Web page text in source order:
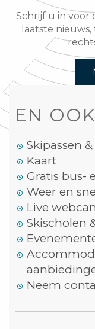
Schrijf u in voor
laatste
EN OOK
Skipassen
Kaart
Gratis bus-
Weer en
Live
Skischolen
Neem